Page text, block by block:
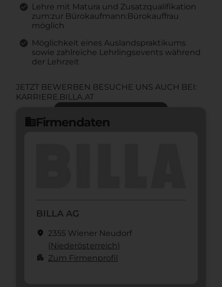
Lehre mit Matura und Zusatzqualifikation
zum:zur Bürokaufmann:Bürokauffrau
möglich
Möglichkeit eines Auslandspraktikums
sowie zahlreiche Lehrlingsevents während
der Lehrzeit
JETZT BEWERBEN BESUCHE UNS AUCH BEI:
KARRIERE.BILLA.AT
domainFirmendaten
BILLA AG
location_on 2355 Wiener Neudorf
(Nieder­österreich)
apartment Zum Firmenprofil